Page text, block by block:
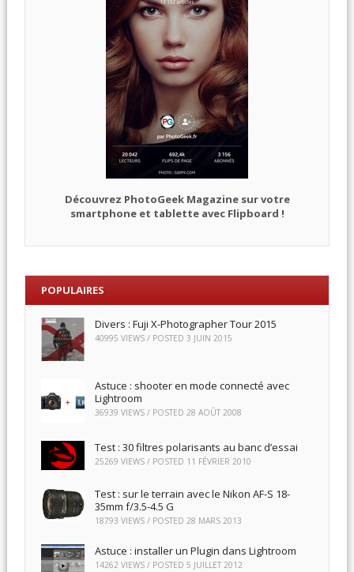
Découvrez PhotoGeek Magazine sur votre
smartphone et tablette avec Flipboard !
POPULAIRES
Divers : Fuji X-Photographer Tour 2015
40995 VIEWS / POSTED 3 JUIN 2015
Astuce : shooter en mode connecté avec
Lightroom
36939 VIEWS / POSTED 28 AOÛT 2008
Test : 30 filtres polarisants au banc d’essai
25269 VIEWS / POSTED 11 FÉVRIER 2010
Test : sur le terrain avec le Nikon AF-S 18-
35mm f/3.5-4.5 G
18793 VIEWS / POSTED 28 MARS 2013
Astuce : installer un Plugin dans Lightroom
14262 VIEWS / POSTED 5 JUILLET 2012